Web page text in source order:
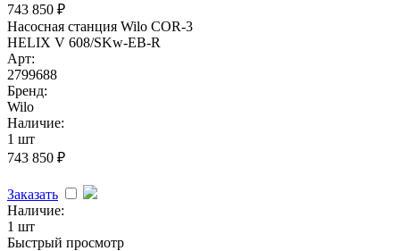
743 850 ₽
Насосная станция Wilo COR-3
HELIX V 608/SKw-EB-R
Арт:
2799688
Бренд:
Wilo
Наличие:
1 шт
743 850 ₽
Заказать
Наличие:
1 шт
Быстрый просмотр